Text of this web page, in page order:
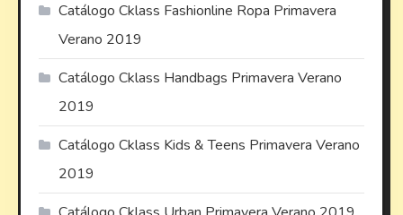
Catálogo Cklass Fashionline Ropa Primavera
Verano 2019
Catálogo Cklass Handbags Primavera Verano
2019
Catálogo Cklass Kids & Teens Primavera Verano
2019